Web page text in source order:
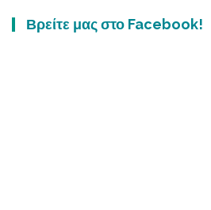
Βρείτε μας στο Facebook!